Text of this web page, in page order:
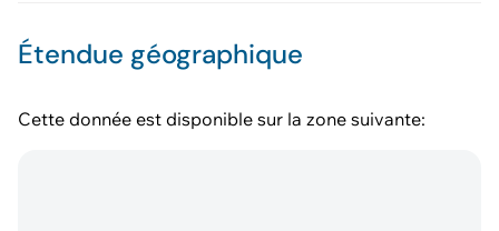
Étendue géographique
Cette donnée est disponible sur la zone suivante: